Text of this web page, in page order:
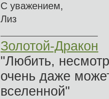
С уважением,
Лиз
Золотой-Дракон
"Любить,
очень даже
вселенной"